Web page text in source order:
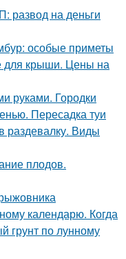
развод на деньги
особые приметы
для крыши. Цены на
руками. Городки
Пересадка туи
раздевалку. Виды
плодов.
календарю. Когда
грунт по лунному